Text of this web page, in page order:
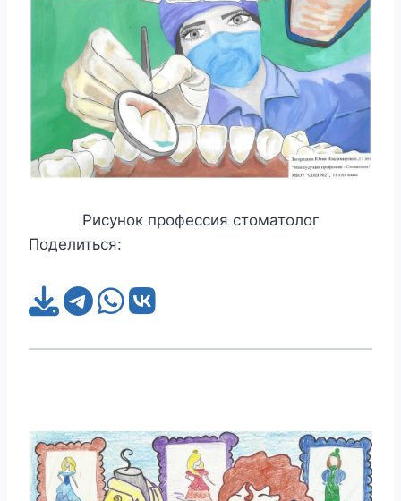
Рисунок профессия стоматолог
Поделиться: